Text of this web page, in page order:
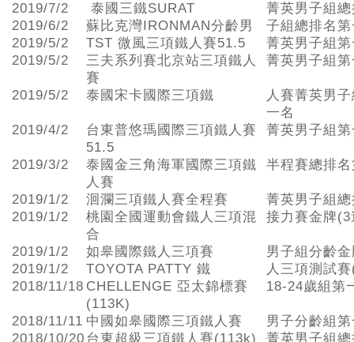
2019/7/2
泰國三鐵SURAT
菁英男子組
2019/6/2
蘇比克灣IRONMAN分齡男
子組總排名
2019/5/2
TST 微風三項鐵人賽51.5
菁英男子組
2019/5/2
三夫系列賽北京站三項鐵人
賽
菁英男子組
2019/5/2 泰國宋卡國際三項鐵
人賽菁英男
一名
2019/4/2
台東普悠瑪國際三項鐵人賽
51.5
菁英男子組
2019/3/2
泰國金三角海軍國際三項鐵
人賽
半程賽總排
2019/1/2 洄瀾三項鐵人賽全程賽
菁英男子組
2019/1/2
桃園全國運動會鐵人三項混
合
接力賽金牌
2019/1/2 如皋國際鐵人三項賽
男子組分齡
2019/1/2
TOYOTA PATTY 鐵
人三項測試
2018/11/18 CHELLENGE 亞太錦標賽
(113K)
18-24歲組第
2018/11/11 中國如皋國際三項鐵人賽
男子分齡組
2018/10/20 台東超級三項鐵人賽(113k)
菁英男子組